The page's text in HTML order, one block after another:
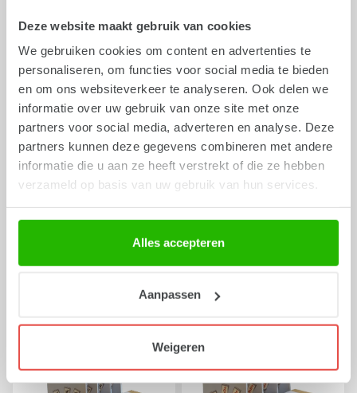
Deze website maakt gebruik van cookies
We gebruiken cookies om content en advertenties te
personaliseren, om functies voor social media te bieden
en om ons websiteverkeer te analyseren. Ook delen we
informatie over uw gebruik van onze site met onze
partners voor social media, adverteren en analyse. Deze
partners kunnen deze gegevens combineren met andere
informatie die u aan ze heeft verstrekt of die ze hebben
verzameld op basis van uw gebruik van hun services.
Alles accepteren
Aanpassen
Weigeren
Art.FP01-13
Roze strik
paperclip in
blisterverpakking
Art. FP01-14
Uitroepteken
paperclip in
blisterverpakking